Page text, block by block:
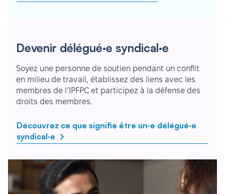
Devenir délégué·e syndical·e
Soyez une personne de soutien pendant un conflit
en milieu de travail, établissez des liens avec les
membres de l’IPFPC et participez à la défense des
droits des membres.
Découvrez ce que signifie être un·e délégué·e
syndical·e